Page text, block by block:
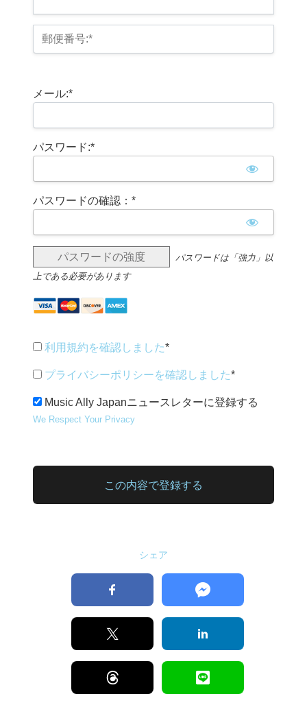
郵便番号:*
メール:*
パスワード:*
パスワードの確認：*
パスワードの強度
パスワードは「強力」以
上である必要があります
利用規約を確認しました*
プライバシーポリシーを確認しました*
Music Ally Japanニュースレターに登録する
We Respect Your Privacy
値なし
シェア